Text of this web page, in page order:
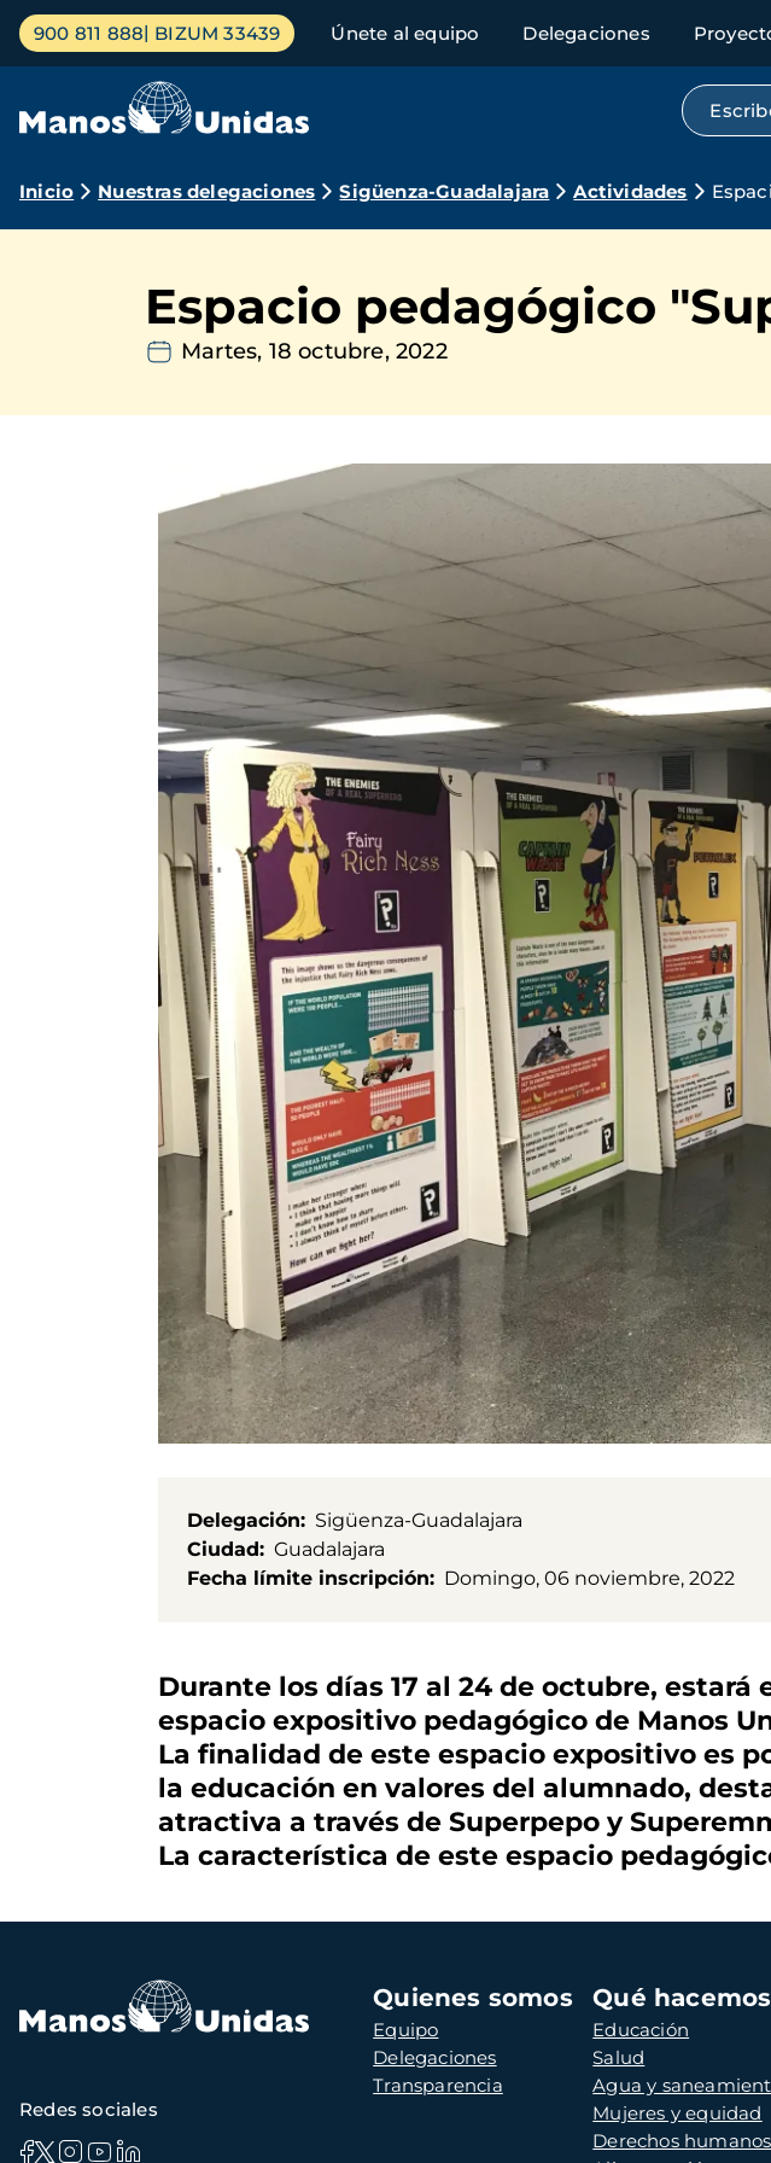
Pasar
contenido
Menú
principal
900 811 888 BIZUM 33439 Únete al equipo Delegaciones
Ruta
navegación
Inicio Nuestras delegaciones Sigüenza-Guadalajara Actividades
Espacio pedagógico
Martes, 18 octubre, 2022
Delegación
Sigüenza-Guadalajara
Ciudad
Guadalajara
Fecha límite inscripción
Domingo, 06 noviembre, 2022
Durante los días 17 al 24 de octubre, estará
espacio expositivo pedagógico de Manos
La finalidad de este espacio expositivo es
la educación en valores del alumnado,
atractiva a través de Superpepo y
La característica de este espacio
Navegación
principal
Quienes somos
Equipo
Delegaciones
Transparencia
Qué hacemos
Educación
Salud
Agua y
Mujeres y equidad
Derechos humanos
Redes sociales